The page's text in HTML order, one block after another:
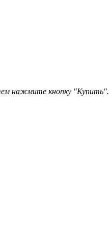
нажмите кнопку "Купить".